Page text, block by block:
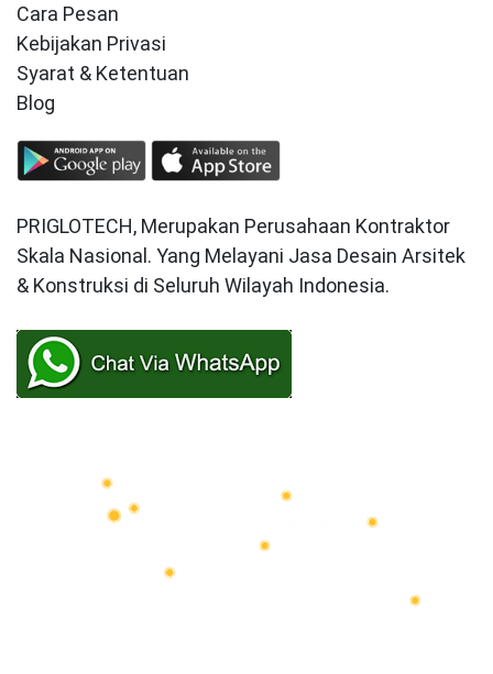
Cara Pesan
Kebijakan Privasi
Syarat & Ketentuan
Blog
PRIGLOTECH, Merupakan Perusahaan Kontraktor
Skala Nasional. Yang Melayani Jasa Desain Arsitek
& Konstruksi di Seluruh Wilayah Indonesia.